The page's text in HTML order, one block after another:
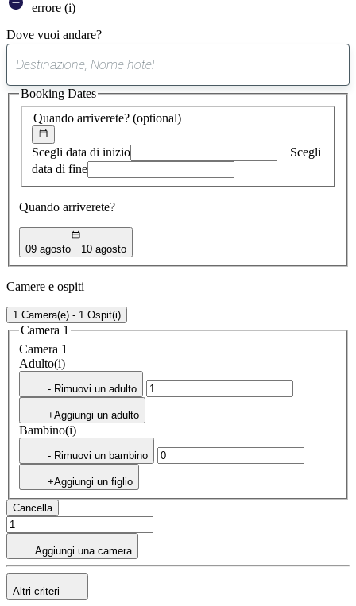
errore (i)
Dove vuoi andare?
suggerimento
trovato
Quando arriverete? (optional)
Scegli data di inizio
Scegli
data di fine
Quando arriverete?
09 agosto 10 agosto
Booking Dates
Camere e ospiti
1 Camera(e) - 1 Ospit(i)
Camera 1
Camera 1
Adulto(i)
- Rimuovi un adulto
+Aggiungi un adulto
Bambino(i)
- Rimuovi un bambino
+Aggiungi un figlio
Cancella
Aggiungi una camera
Altri criteri